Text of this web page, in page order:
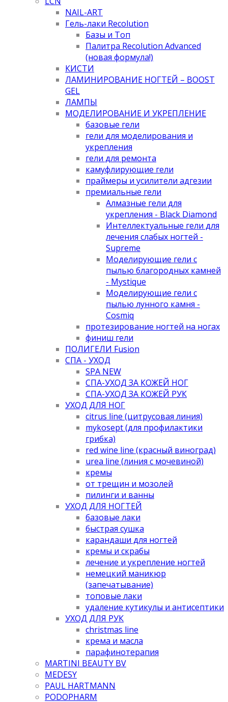
NAIL-ART
Гель-лаки Recolution
Базы и Топ
Палитра Recolution Advanced
(новая формула!)
КИСТИ
ЛАМИНИРОВАНИЕ НОГТЕЙ – BOOST
GEL
ЛАМПЫ
МОДЕЛИРОВАНИЕ И УКРЕПЛЕНИЕ
базовые гели
гели для моделирования и
укрепления
гели для ремонта
камуфлирующие гели
праймеры и усилители адгезии
премиальные гели
Алмазные гели для
укрепления - Black Diamond
Интеллектуальные гели для
лечения слабых ногтей -
Supreme
Моделирующие гели с
пылью благородных камней
- Mystique
Моделирующие гели с
пылью лунного камня -
Cosmiq
протезирование ногтей на ногах
финиш гели
ПОЛИГЕЛИ Fusion
СПА - УХОД
SPA NEW
СПА-УХОД ЗА КОЖЕЙ НОГ
СПА-УХОД ЗА КОЖЕЙ РУК
УХОД ДЛЯ НОГ
citrus line (цитрусовая линия)
mykosept (для профилактики
грибка)
red wine line (красный виноград)
urea line (линия с мочевиной)
кремы
от трещин и мозолей
пилинги и ванны
УХОД ДЛЯ НОГТЕЙ
базовые лаки
быстрая сушка
карандаши для ногтей
кремы и скрабы
лечение и укрепление ногтей
немецкий маникюр
(запечатывание)
топовые лаки
удаление кутикулы и антисептики
УХОД ДЛЯ РУК
christmas line
крема и масла
парафинотерапия
MARTINI BEAUTY BV
MEDESY
PAUL HARTMANN
PODOPHARM